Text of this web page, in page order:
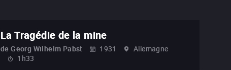
La Tragédie de la mine
de Georg Wilhelm Pabst 1931
Allemagne
1h33